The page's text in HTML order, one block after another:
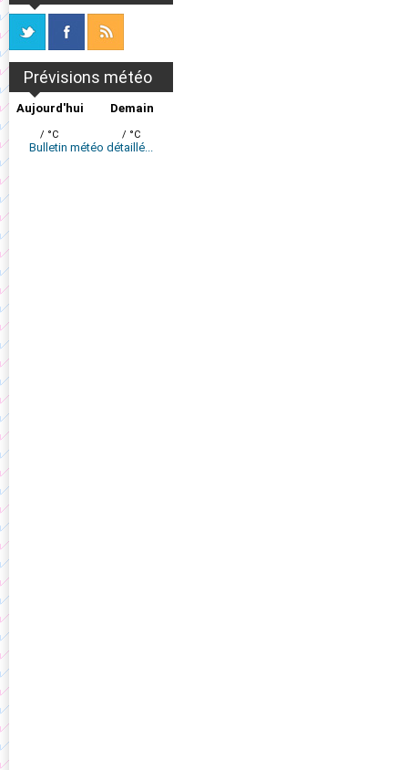
Prévisions météo
Aujourd'hui
/ °C
Demain
/ °C
Bulletin météo détaillé...